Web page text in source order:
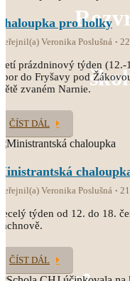
pro holky
Veronika Poslušná
prázdninový týden (12.-
do Fryšavy pod
zvaném Narnie.
ČÍST DÁL
Veronika Poslušná
týden od 12. do 18.
ČÍST DÁL